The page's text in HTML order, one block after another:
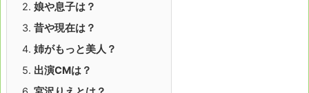
2. 娘や息子は？
3. 昔や現在は？
4. 姉がもっと美人？
5. 出演CMは？